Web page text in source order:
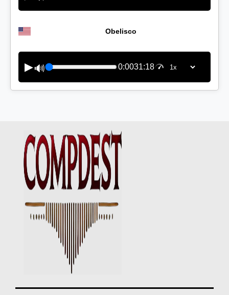
Obelisco
▶🔊 0:0031:18